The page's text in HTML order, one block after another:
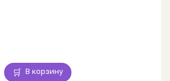
В корзину